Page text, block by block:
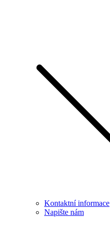
Kontaktní informace
Napište nám